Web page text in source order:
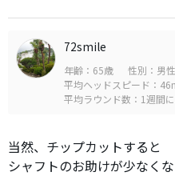
72smile
年齢：65歳 性別：男性
平均ヘッドスピード：
平均ラウンド数：1週間
当然、チップカットすると
シャフトのお助けが少なく